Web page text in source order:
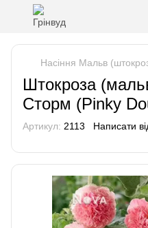
Насіння Мальв
Штокроза
Сторм (Pinky
Артикул: 2113 Написати